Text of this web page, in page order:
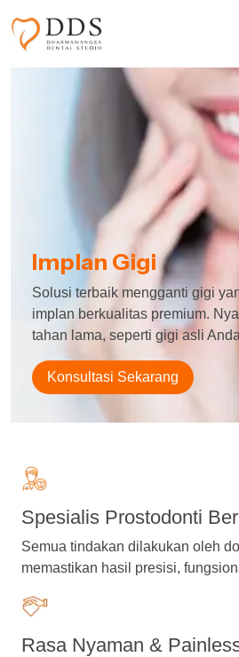
Implan Gigi
Solusi terbaik mengganti gigi
implan berkualitas premium.
tahan lama, seperti gigi asli
Konsultasi Sekarang
Spesialis Prostodonti
Semua tindakan dilakukan oleh
memastikan hasil presisi,
Rasa Nyaman &